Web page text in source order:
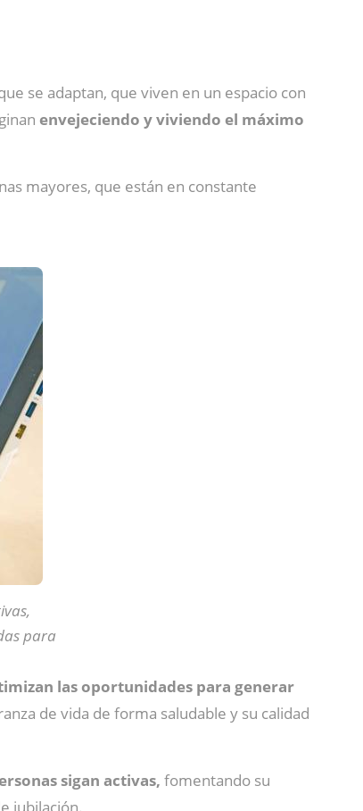
se adaptan, que viven en un espacio con
envejeciendo y viviendo el máximo
mayores, que están en constante
para
las oportunidades para generar
de vida de forma saludable y su calidad
sigan activas, fomentando su